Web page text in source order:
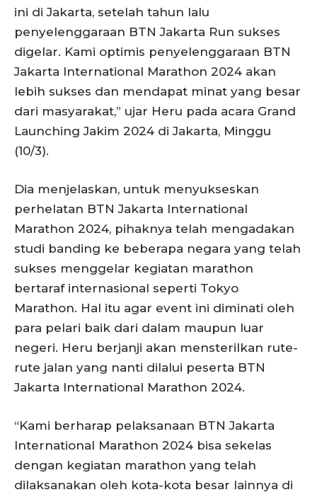
ini di Jakarta, setelah tahun lalu
penyelenggaraan BTN Jakarta Run sukses
digelar. Kami optimis penyelenggaraan BTN
Jakarta International Marathon 2024 akan
lebih sukses dan mendapat minat yang besar
dari masyarakat,” ujar Heru pada acara Grand
Launching Jakim 2024 di Jakarta, Minggu
(10/3).
Dia menjelaskan, untuk menyukseskan
perhelatan BTN Jakarta International
Marathon 2024, pihaknya telah mengadakan
studi banding ke beberapa negara yang telah
sukses menggelar kegiatan marathon
bertaraf internasional seperti Tokyo
Marathon. Hal itu agar event ini diminati oleh
para pelari baik dari dalam maupun luar
negeri. Heru berjanji akan mensterilkan rute-
rute jalan yang nanti dilalui peserta BTN
Jakarta International Marathon 2024.
“Kami berharap pelaksanaan BTN Jakarta
International Marathon 2024 bisa sekelas
dengan kegiatan marathon yang telah
dilaksanakan oleh kota-kota besar lainnya di